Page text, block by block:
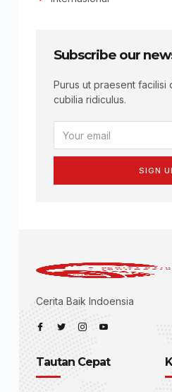
Subscribe our
Purus ut praesent facilisi
cubilia ridiculus.
SIGN
Cerita Baik Indoensia
Tautan Cepat